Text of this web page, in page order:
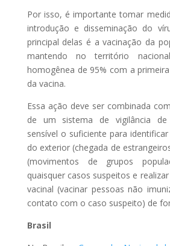
Por isso, é importante tomar
introdução e disseminação do
principal delas é a vacinação da
mantendo no território
homogênea de 95% com a
da vacina.
Essa ação deve ser combinada
de um sistema de vigilância
sensível o suficiente para
do exterior (chegada de
(movimentos de grupos
quaisquer casos suspeitos e
vacinal (vacinar pessoas não
contato com o caso suspeito) de
Brasil